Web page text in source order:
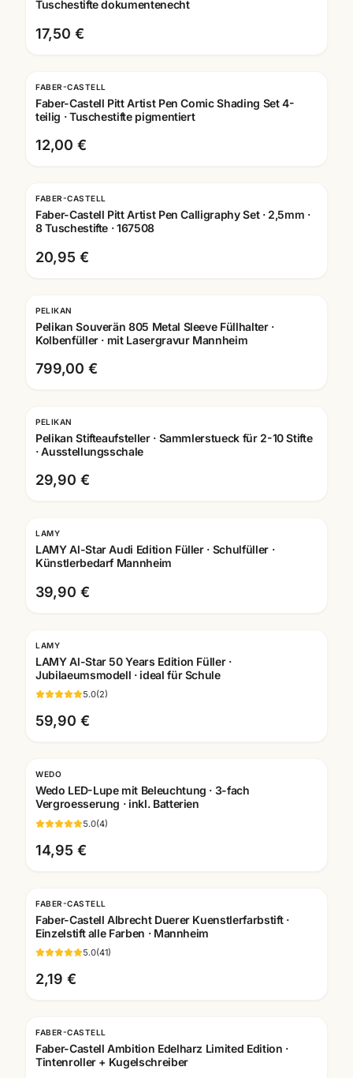
Tuschestifte dokumentenecht
17,50 €
FABER-CASTELL
Faber-Castell Pitt Artist Pen Comic Shading Set 4-
teilig · Tuschestifte pigmentiert
12,00 €
FABER-CASTELL
Faber-Castell Pitt Artist Pen Calligraphy Set · 2,5mm ·
8 Tuschestifte · 167508
20,95 €
PELIKAN
Pelikan Souverän 805 Metal Sleeve Füllhalter ·
Kolbenfüller · mit Lasergravur Mannheim
799,00 €
PELIKAN
Pelikan Stifteaufsteller · Sammlerstueck für 2-10 Stifte
· Ausstellungsschale
29,90 €
Gravur
LAMY
LAMY Al-Star Audi Edition Füller · Schulfüller ·
Künstlerbedarf Mannheim
39,90 €
Gravur
LAMY
LAMY Al-Star 50 Years Edition Füller ·
Jubilaeumsmodell · ideal für Schule
5.0(2)
59,90 €
WEDO
Wedo LED-Lupe mit Beleuchtung · 3-fach
Vergroesserung · inkl. Batterien
5.0(4)
14,95 €
FABER-CASTELL
Faber-Castell Albrecht Duerer Kuenstlerfarbstift ·
Einzelstift alle Farben · Mannheim
5.0(41)
2,19 €
FABER-CASTELL
Faber-Castell Ambition Edelharz Limited Edition ·
Tintenroller + Kugelschreiber